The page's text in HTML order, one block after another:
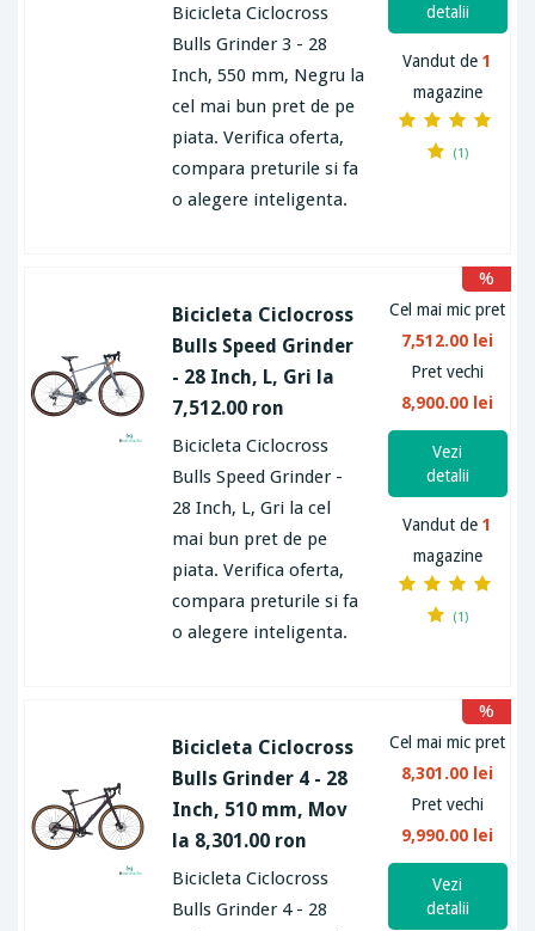
Bicicleta Ciclocross
Bulls Grinder 3 - 28
Inch, 550 mm, Negru la
cel mai bun pret de pe
piata. Verifica oferta,
compara preturile si fa
o alegere inteligenta.
detalii
Vandut de1
magazine
(1)
Bicicleta Ciclocross
Bulls Speed Grinder
- 28 Inch, L, Gri la
7,512.00 ron
Bicicleta Ciclocross
Bulls Speed Grinder -
28 Inch, L, Gri la cel
mai bun pret de pe
piata. Verifica oferta,
compara preturile si fa
o alegere inteligenta.
Cel mai mic pret
7,512.00 lei
Pret vechi
8,900.00 lei
%
Vezi
detalii
Vandut de1
magazine
(1)
Bicicleta Ciclocross
Bulls Grinder 4 - 28
Inch, 510 mm, Mov
la 8,301.00 ron
Bicicleta Ciclocross
Bulls Grinder 4 - 28
Cel mai mic pret
8,301.00 lei
Pret vechi
9,990.00 lei
%
Vezi
detalii